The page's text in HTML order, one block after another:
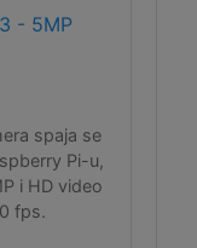
- 5MP
spaja se
Pi-u,
i HD video
fps.